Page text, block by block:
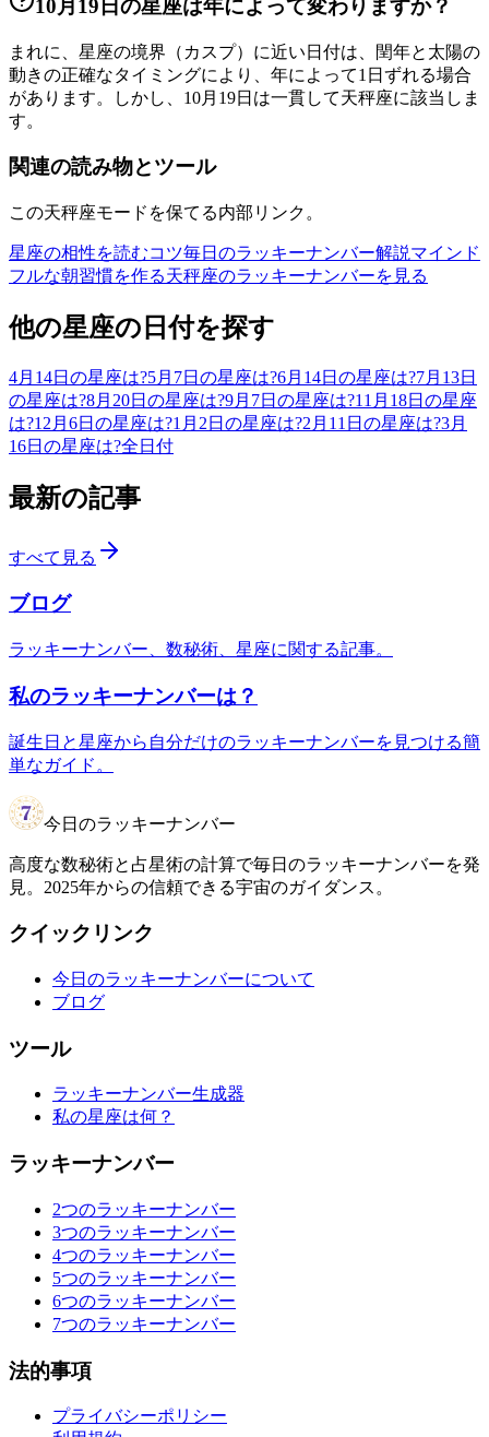
10月19日の星座は年によって変わりますか？
まれに、星座の境界（カスプ）に近い日付は、閏年と太陽の
動きの正確なタイミングにより、年によって1日ずれる場合
があります。しかし、10月19日は一貫して天秤座に該当しま
す。
関連の読み物とツール
この天秤座モードを保てる内部リンク。
星座の相性を読むコツ毎日のラッキーナンバー解説マインド
フルな朝習慣を作る天秤座のラッキーナンバーを見る
他の星座の日付を探す
4月14日の星座は?5月7日の星座は?6月14日の星座は?7月13日
の星座は?8月20日の星座は?9月7日の星座は?11月18日の星座
は?12月6日の星座は?1月2日の星座は?2月11日の星座は?3月
16日の星座は?全日付
最新の記事
すべて見る
ブログ
ラッキーナンバー、数秘術、星座に関する記事。
私のラッキーナンバーは？
誕生日と星座から自分だけのラッキーナンバーを見つける簡
単なガイド。
今日のラッキーナンバー
高度な数秘術と占星術の計算で毎日のラッキーナンバーを発
見。2025年からの信頼できる宇宙のガイダンス。
クイックリンク
今日のラッキーナンバーについて
ブログ
ツール
ラッキーナンバー生成器
私の星座は何？
ラッキーナンバー
2つのラッキーナンバー
3つのラッキーナンバー
4つのラッキーナンバー
5つのラッキーナンバー
6つのラッキーナンバー
7つのラッキーナンバー
法的事項
プライバシーポリシー